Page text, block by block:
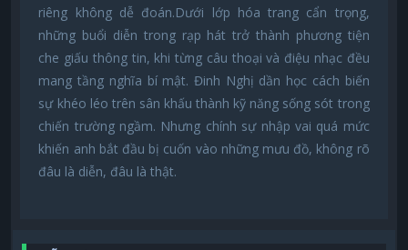
riêng không dễ đoán.Dưới lớp hóa trang cẩn trọng,
những buổi diễn trong rạp hát trở thành phương tiện
che giấu thông tin, khi từng câu thoại và điệu nhạc đều
mang tầng nghĩa bí mật. Đinh Nghị dần học cách biến
sự khéo léo trên sân khấu thành kỹ năng sống sót trong
chiến trường ngầm. Nhưng chính sự nhập vai quá mức
khiến anh bắt đầu bị cuốn vào những mưu đồ, không rõ
đâu là diễn, đâu là thật.